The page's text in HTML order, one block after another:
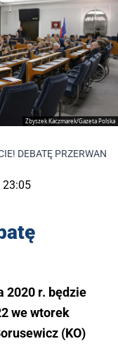
Zbyszek Kaczmarek/Gazeta Polska
DEBATĘ PRZERWANO
23:05
2020 r. będzie
we wtorek
(KO)